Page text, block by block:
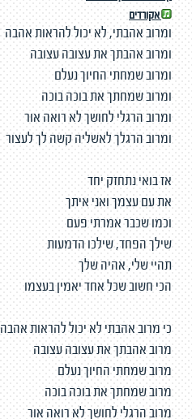
אקורדים
ומרוב אהבתי, לא יכול להראות אהבה
ומרוב אהבתך את עצובה עצובה
ומרוב שמחתי החיוך נעלם
ומרוב שמחתך את בוכה בוכה
ומרוב הרגלי לחושך לא רואה אור
ומרוב הרגלך לאשליה קשה לך לעצור
אז בואי נתחזק יחד
את עם עצמך ואני איתך
וכמו שכבר אמרתי פעם
שילך הפחד, שילכו הדמעות
תהיי שלי, אהיה שלך
הכי חשוב שכל אחד יאמין בעצמו
כי מרוב אהבתי לא יכול להראות אהבה
מרוב אהבתך את עצובה עצובה
מרוב שמחתי החיוך נעלם
מרוב שמחתך את בוכה בוכה
מרוב הרגלי לחושך לא רואה אור